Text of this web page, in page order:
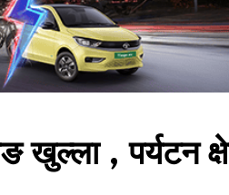
, पर्यटन